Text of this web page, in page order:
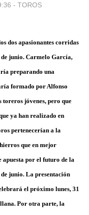
- TOROS
dos apasionantes corridas
de junio. Carmelo García,
preparando una
formado por Alfonso
jóvenes, pero que
ya han realizado en
pertenecerían a la
que en mejor
apuesta por el futuro de la
junio. La presentación
el próximo lunes, 31
Por otra parte, la